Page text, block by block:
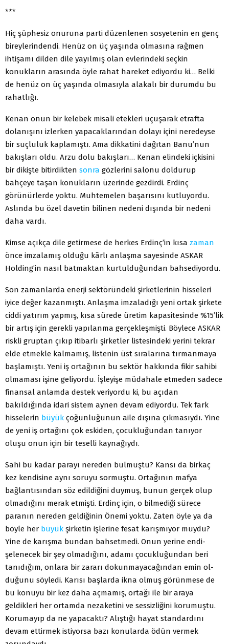
***
Hiç şüphesiz onuruna parti düzenlenen sosyetenin en genç
bireylerindendi. Henüz on üç yaşında olmasına rağ­men
ihtişamı dilden dile yayılmış olan evlerindeki seç­kin
konukların arasında öyle rahat hareket ediyordu ki… Belki
de henüz on üç yaşında olmasıyla alakalı bir du­rumdu bu
rahatlığı.
Kenan onun bir kelebek misali etekleri uçuşarak et­rafta
dolanışını izlerken yapacaklarından dolayı içini ne­redeyse
bir suçluluk kaplamıştı. Ama dikkatini dağıtan Banu’nun
bakışları oldu. Arzu dolu bakışları… Kenan elin­deki içkisini
bir dikişte bitirdikten sonra gözlerini salonu doldurup
bahçeye taşan konukların üzerinde gezdirdi. Erdinç
görünürlerde yoktu. Muhtemelen başarısını kut­luyordu.
Aslında bu özel davetin bilinen nedeni dışında bir nedeni
daha vardı.
Kimse açıkça dile getirmese de herkes Erdinç’in kısa zaman
önce imzalamış olduğu kârlı anlaşma sayesinde ASKAR
Holding’in nasıl batmaktan kurtulduğundan bahsediyordu.
Son zamanlarda enerji sektöründeki şirketlerinin his­seleri
iyice değer kazanmıştı. Anlaşma imzaladığı yeni ortak şirkete
ciddi yatırım yapmış, kısa sürede üretim kapasitesinde %15’lik
bir artış için gerekli yapılanma ger­çekleşmişti. Böylece ASKAR
riskli gruptan çıkıp itibarlı şirketler listesindeki yerini tekrar
elde etmekle kalmamış, listenin üst sıralarına tırmanmaya
başlamıştı. Yeni iş orta­ğının bu sektör hakkında fikir sahibi
olmaması işine ge­liyordu. İşleyişe müdahale etmeden sadece
finansal an­lamda destek veriyordu ki, bu açıdan
bakıldığında idari sistem aynen devam ediyordu. Tek fark
hisselerin büyük çoğunluğunun aile dışına çıkmasıydı. Yine
de yeni iş or­tağını çok eskiden, çocukluğundan tanıyor
oluşu onun için bir teselli kaynağıydı.
Sahi bu kadar parayı nereden bulmuştu? Kansı da bir­kaç
kez kendisine aynı soruyu sormuştu. Ortağının mafya
bağlantısından söz edildiğini duymuş, bunun gerçek olup
olmadığını merak etmişti. Erdinç için, o bilmediği sürece
paranın nereden geldiğinin Önemi yoktu. Zaten öyle ya da
böyle her büyük şirketin işlerine fesat karışmıyor muydu?
Yine de karışma bundan bahsetmedi. Onun yerine endi­
şelenecek bir şey olmadığını, adamı çocukluğundan beri
tanıdığım, onlara bir zararı dokunmayacağından emin ol­
duğunu söyledi. Karısı başlarda ikna olmuş görünmese de
bu konuyu bir kez daha açmamış, ortağı ile bir araya
geldikleri her ortamda nezaketini ve sessizliğini koru­muştu.
Korumayıp da ne yapacaktı? Alıştığı hayat stan­dardını
devam ettirmek istiyorsa bazı konularda ödün vermek